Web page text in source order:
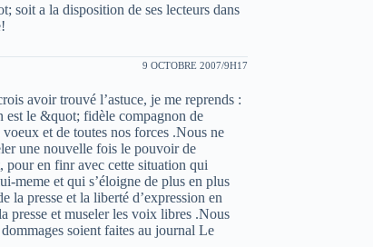
soit a la disposition de ses lecteurs dans
9 OCTOBRE 2007/9H17
avoir trouvé l’astuce, je me reprends :
le &quot; fidèle compagnon de
et de toutes nos forces .Nous ne
une nouvelle fois le pouvoir de
pour en finr avec cette situation qui
meme et qui s’éloigne de plus en plus
la presse et la liberté d’expression en
presse et museler les voix libres .Nous
soient faites au journal Le